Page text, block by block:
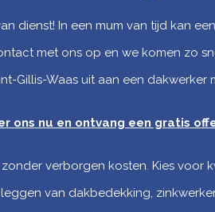
dienst! In een mum van tijd kan
met ons op en we komen zo
Gillis-Waas uit aan een dakwerker
ons nu en ontvang een gratis
verborgen kosten. Kies voor
van dakbedekking,